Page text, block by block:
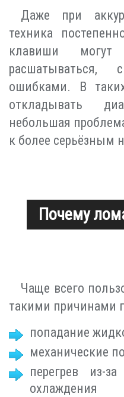
Даже при
техника
клавиши могут
расшатываться,
ошибками. В
откладывать
небольшая
к более серьёзным
Почему
Чаще всего
такими причинами
попадание
механические
перегрев из-
охлаждения